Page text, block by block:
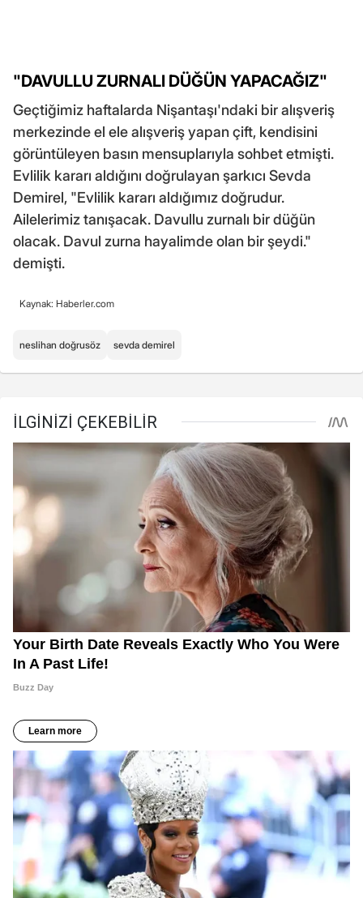
"DAVULLU ZURNALI DÜĞÜN YAPACAĞIZ"
Geçtiğimiz haftalarda Nişantaşı'ndaki bir alışveriş
merkezinde el ele alışveriş yapan çift, kendisini
görüntüleyen basın mensuplarıyla sohbet etmişti.
Evlilik kararı aldığını doğrulayan şarkıcı Sevda
Demirel, "Evlilik kararı aldığımız doğrudur.
Ailelerimiz tanışacak. Davullu zurnalı bir düğün
olacak. Davul zurna hayalimde olan bir şeydi."
demişti.
Kaynak: Haberler.com
neslihan doğrusöz sevda demirel